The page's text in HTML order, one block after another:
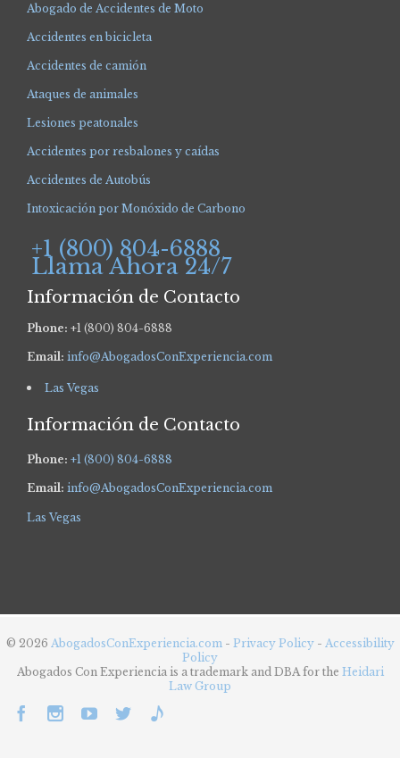
Abogado de Accidentes de Moto
Accidentes en bicicleta
Accidentes de camión
Ataques de animales
Lesiones peatonales
Accidentes por resbalones y caídas
Accidentes de Autobús
Intoxicación por Monóxido de Carbono
+1 (800) 804-6888
Llama Ahora 24/7
Información de Contacto
Phone: +1 (800) 804-6888
Email: info@AbogadosConExperiencia.com
Las Vegas
Información de Contacto
Phone: +1 (800) 804-6888
Email: info@AbogadosConExperiencia.com
Las Vegas
© 2026 AbogadosConExperiencia.com - Privacy Policy - Accessibility
Policy
Abogados Con Experiencia is a trademark and DBA for the Heidari
Law Group
    